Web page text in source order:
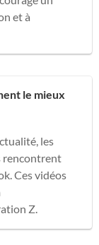
et à
le mieux
les
rencontrent
Ces vidéos
Z.